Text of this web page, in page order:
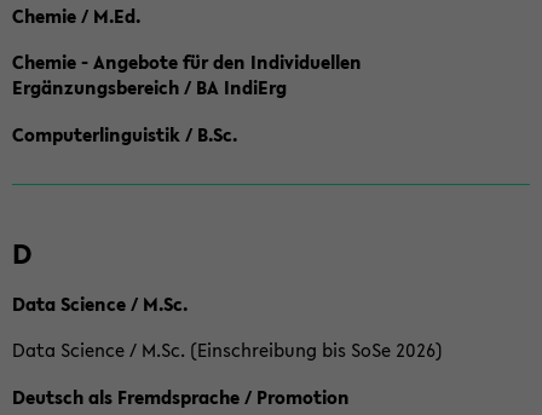
Chemie / M.Ed.
Chemie - Angebote für den Individuellen
Ergänzungsbereich / BA IndiErg
Computerlinguistik / B.Sc.
D
Data Science / M.Sc.
Data Science / M.Sc. (Einschreibung bis SoSe 2026)
Deutsch als Fremdsprache / Promotion